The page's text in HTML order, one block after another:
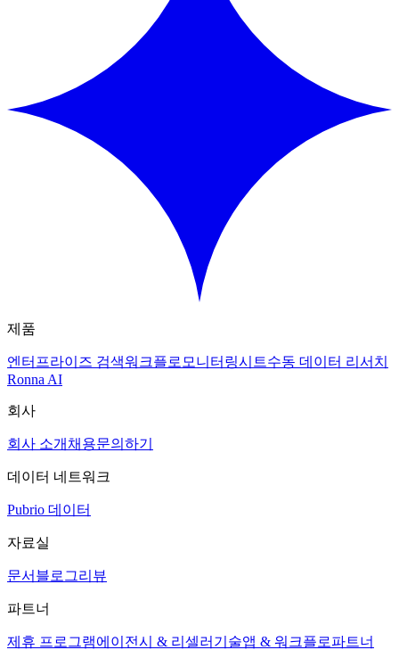
제품
엔터프라이즈 검색워크플로 모니터링시트수동 데이터 리서치
Ronna AI
회사
회사 소개 채용문의하기
데이터 네트워크
Pubrio 데이터
자료실
문서 블로그리뷰
파트너
제휴 프로그램에이전시 & 리셀러 기술앱 & 워크플로파트너